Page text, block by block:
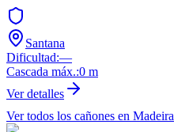
Santana
Dificultad:—
Cascada máx.:0 m
Ver detalles
Ver todos los cañones en Madeira